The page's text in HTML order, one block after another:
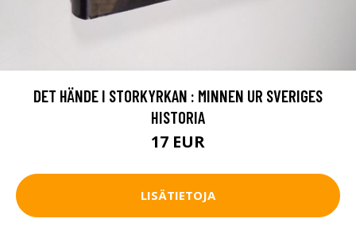
DET HÄNDE I STORKYRKAN : MINNEN UR SVERIGES
HISTORIA
17 EUR
LISÄTIETOJA